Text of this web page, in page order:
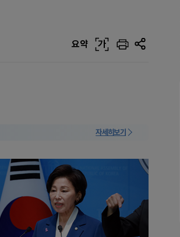
요약 가
자세히보기